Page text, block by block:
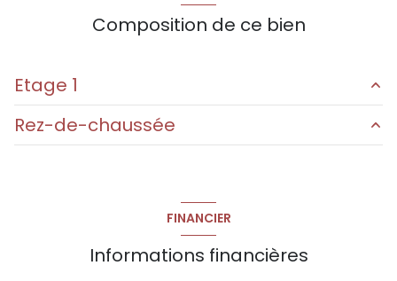
Composition de ce bien
Etage 1
palier
Rez-de-chaussée
FINANCIER
Informations financières